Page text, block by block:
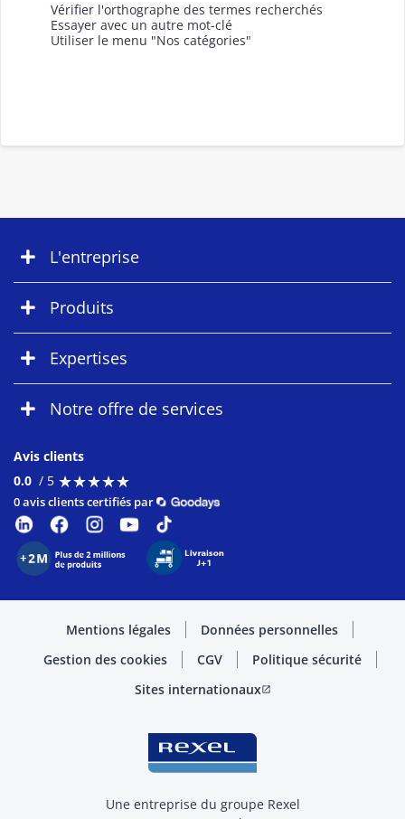
Vérifier l'orthographe des termes recherchés
Essayer avec un autre mot-clé
Utiliser le menu "Nos catégories"
L'entreprise
Produits
Expertises
Notre offre de services
Avis clients
0.0 / 5 ★★★★★
★★★★★
0 avis clients certifiés par
Mentions légales
Données personnelles
Gestion des cookies
CGV
Politique sécurité
Sites internationauxopen_in_new
Une entreprise du groupe Rexel